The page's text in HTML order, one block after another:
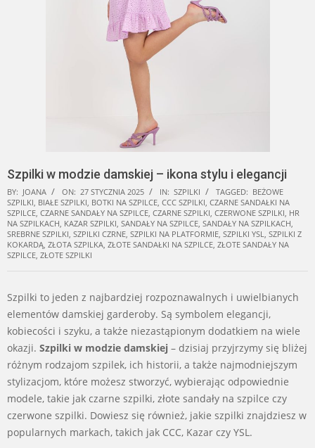
Szpilki w modzie damskiej – ikona stylu i elegancji
BY: JOANA ON: 27 STYCZNIA 2025 IN: SZPILKI TAGGED: BEŻOWE
SZPILKI, BIAŁE SZPILKI, BOTKI NA SZPILCE, CCC SZPILKI, CZARNE SANDAŁKI NA
SZPILCE, CZARNE SANDAŁY NA SZPILCE, CZARNE SZPILKI, CZERWONE SZPILKI, HR
NA SZPILKACH, KAZAR SZPILKI, SANDAŁY NA SZPILCE, SANDAŁY NA SZPILKACH,
SREBRNE SZPILKI, SZPILKI CZRNE, SZPILKI NA PLATFORMIE, SZPILKI YSL, SZPILKI Z
KOKARDĄ, ZŁOTA SZPILKA, ZŁOTE SANDAŁKI NA SZPILCE, ZŁOTE SANDAŁY NA
SZPILCE, ZŁOTE SZPILKI
Szpilki to jeden z najbardziej rozpoznawalnych i uwielbianych
elementów damskiej garderoby. Są symbolem elegancji,
kobiecości i szyku, a także niezastąpionym dodatkiem na wiele
okazji. Szpilki w modzie damskiej – dzisiaj przyjrzymy się bliżej
różnym rodzajom szpilek, ich historii, a także najmodniejszym
stylizacjom, które możesz stworzyć, wybierając odpowiednie
modele, takie jak czarne szpilki, złote sandały na szpilce czy
czerwone szpilki. Dowiesz się również, jakie szpilki znajdziesz w
popularnych markach, takich jak CCC, Kazar czy YSL.